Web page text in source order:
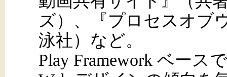
ズ）、『プロセスオブ
泳社）など。
Play Framework ベース